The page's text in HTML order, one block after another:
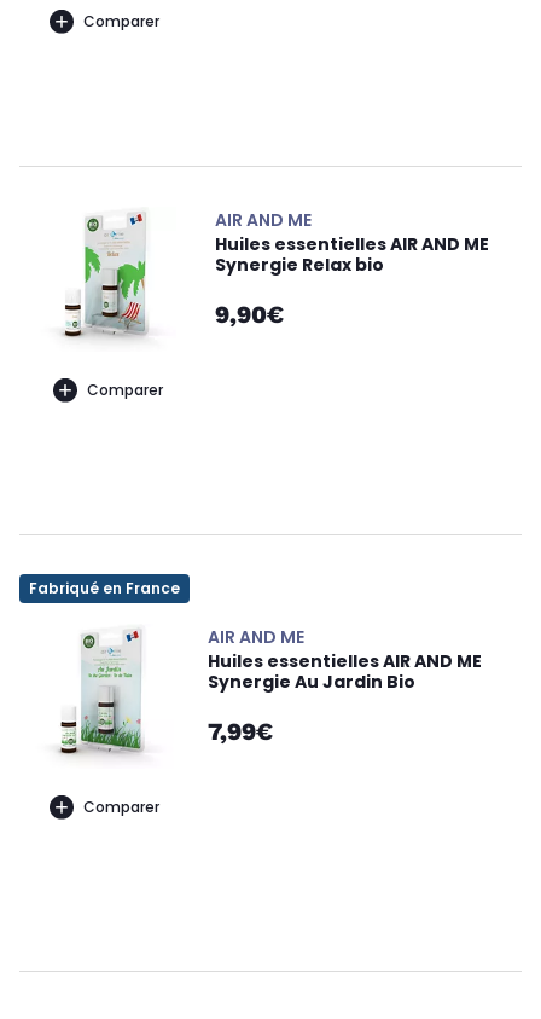
Comparer
Comparer
AIR AND ME
Huiles essentielles AIR AND ME
Synergie Relax bio
9,90€
Fabriqué en France
Comparer
AIR AND ME
Huiles essentielles AIR AND ME
Synergie Au Jardin Bio
7,99€